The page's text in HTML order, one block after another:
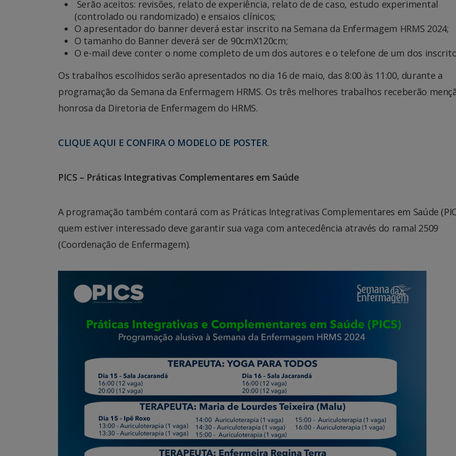
Serão aceitos: revisões, relato de experiência, relato de de caso, estudo experimental
(controlado ou randomizado) e ensaios clínicos;
O apresentador do banner deverá estar inscrito na Semana da Enfermagem HRMS 2024;
O tamanho do Banner deverá ser de 90cmX120cm;
O e-mail deve conter o nome completo de um dos autores e o telefone de um dos
Os trabalhos escolhidos serão apresentados no dia 16 de maio, das 8:00 às 11:00, durante a
programação da Semana da Enfermagem HRMS. Os três melhores trabalhos receberão
honrosa da Diretoria de Enfermagem do HRMS.
CLIQUE AQUI E CONFIRA O MODELO DE POSTER.
PICS – Práticas Integrativas Complementares em Saúde
A programação também contará com as Práticas Integrativas Complementares em Saúde
quem estiver interessado deve garantir sua vaga com antecedência através do ramal 2509
(Coordenação de Enfermagem).